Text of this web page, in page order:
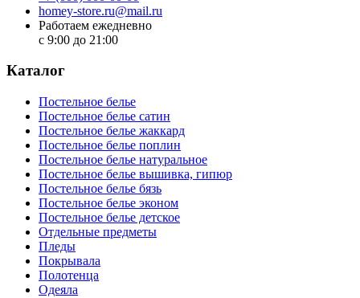
homey-store.ru@mail.ru
Работаем ежедневно
с 9:00 до 21:00
Каталог
Постельное белье
Постельное белье сатин
Постельное белье жаккард
Постельное белье поплин
Постельное белье натуральное
Постельное белье вышивка, гипюр
Постельное белье бязь
Постельное белье эконом
Постельное белье детское
Отдельные предметы
Пледы
Покрывала
Полотенца
Одеяла